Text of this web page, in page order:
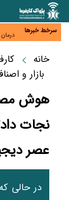
سرخط خبرها
نرسید؟
خانه
بازار و
هوش
نجات
عصر
در حالی